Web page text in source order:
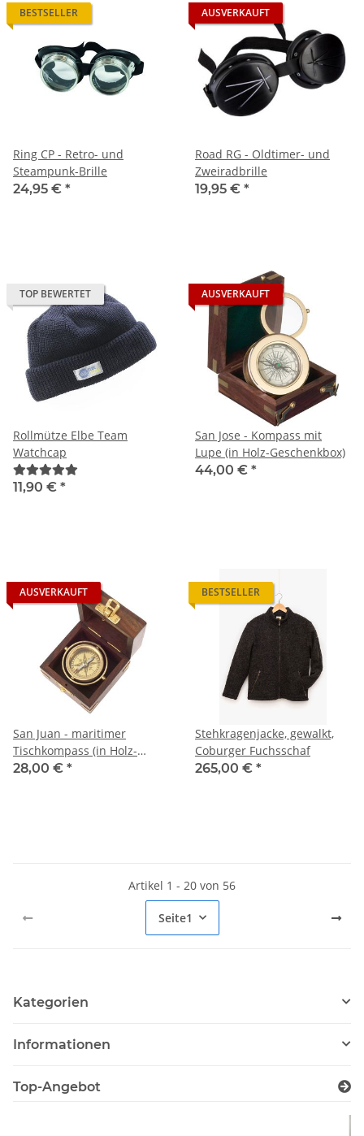
BESTSELLER
Ring CP - Retro- und
Steampunk-Brille
24,95 € *
AUSVERKAUFT
Road RG - Oldtimer- und
Zweiradbrille
19,95 € *
TOP BEWERTET
Rollmütze Elbe Team
Watchcap
11,90 € *
AUSVERKAUFT
San Jose - Kompass mit
Lupe (in Holz-Geschenkbox)
44,00 € *
AUSVERKAUFT
San Juan - maritimer
Tischkompass (in Holz-
Geschenkbox)
28,00 € *
BESTSELLER
Stehkragenjacke, gewalkt,
Coburger Fuchsschaf
265,00 € *
Artikel 1 - 20 von 56
Seite1
Kategorien
Informationen
Top-Angebot